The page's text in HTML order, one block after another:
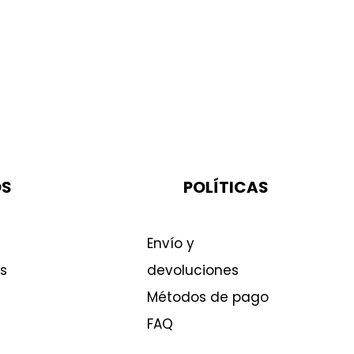
POLÍTICAS
Envío y
devoluciones
Métodos de pago
FAQ